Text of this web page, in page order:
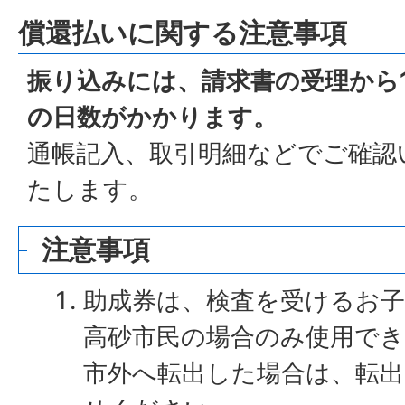
償還払いに関する注意事項
振り込みには、請求書の受理か
の日数がかかります。
通帳記入、取引明細などでご確
たします。
注意事項
助成券は、検査を受けるお
高砂市民の場合のみ使用で
市外へ転出した場合は、転